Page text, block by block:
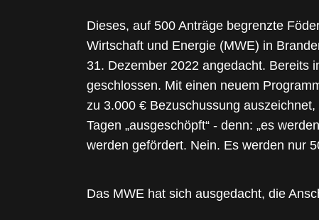
Dieses, auf 500 Anträge begrenzte
Wirtschaft und Energie (MWE) in
31. Dezember 2022 angedacht. Bereits
geschlossen. Mit einen neuem
zu 3.000 € Bezuschussung
Tagen „ausgeschöpft“ - denn: „es
werden gefördert. Nein. Es werden nur
Das MWE hat sich ausgedacht, die